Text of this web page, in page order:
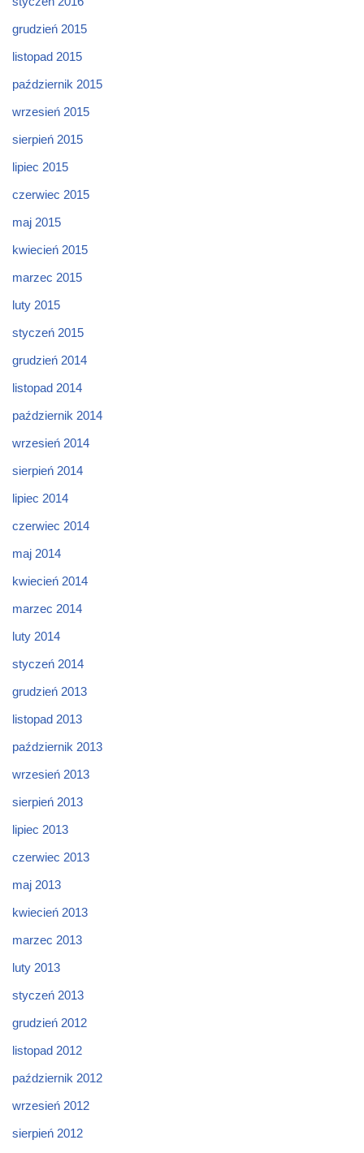
grudzień 2015
listopad 2015
październik 2015
wrzesień 2015
sierpień 2015
lipiec 2015
czerwiec 2015
maj 2015
kwiecień 2015
marzec 2015
luty 2015
styczeń 2015
grudzień 2014
listopad 2014
październik 2014
wrzesień 2014
sierpień 2014
lipiec 2014
czerwiec 2014
maj 2014
kwiecień 2014
marzec 2014
luty 2014
styczeń 2014
grudzień 2013
listopad 2013
październik 2013
wrzesień 2013
sierpień 2013
lipiec 2013
czerwiec 2013
maj 2013
kwiecień 2013
marzec 2013
luty 2013
styczeń 2013
grudzień 2012
listopad 2012
październik 2012
wrzesień 2012
sierpień 2012